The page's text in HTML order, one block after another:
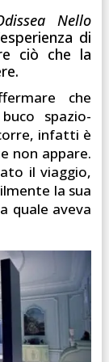
Nello
di
ciò che la
che
spazio-
infatti è
non appare.
il viaggio,
la sua
quale aveva